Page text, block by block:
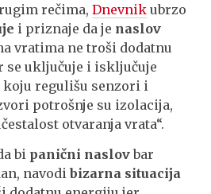
rečima,Dnevnik ubrzo
i priznaje da je naslov
vratima ne troši dodatnu
se uključuje i isključuje
regulišu senzori i
potrošnje su izolacija,
otvaranja vrata“.
bi panični naslovbar
navodibizarna situacija